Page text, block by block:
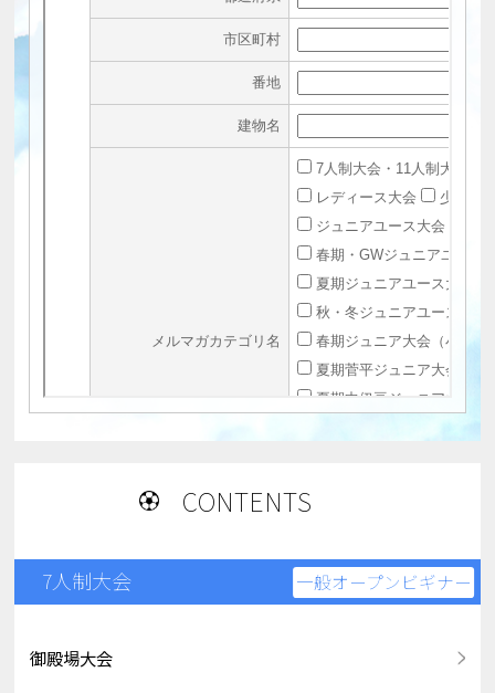
CONTENTS
7人制大会 一般オープンビギナー
御殿場大会